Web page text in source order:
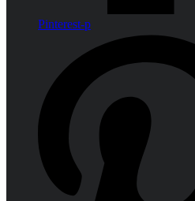
Pinterest-p